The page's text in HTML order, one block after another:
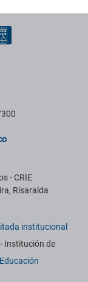
- CRIE
Risaralda
institucional
- Institución de